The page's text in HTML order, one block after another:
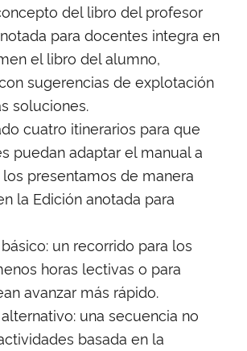
del libro del profesor
para docentes integra en
el libro del alumno,
sugerencias de explotación
soluciones.
cuatro itinerarios para que
puedan adaptar el manual a
presentamos de manera
la Edición anotada para
un recorrido para los
horas lectivas o para
avanzar más rápido.
una secuencia no
basada en la